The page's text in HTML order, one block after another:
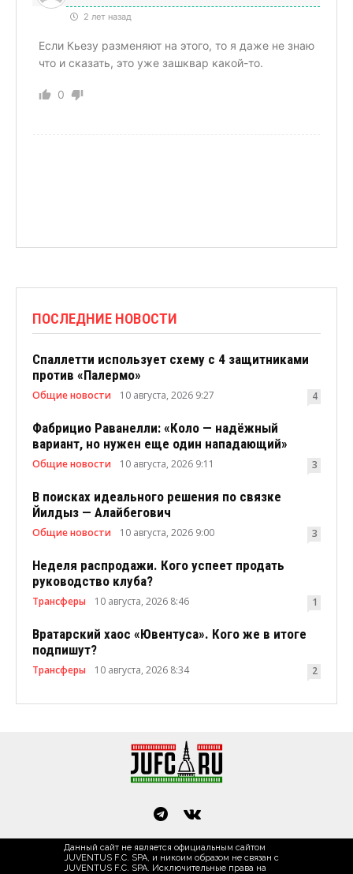
2 лет назад
Если Кьезу разменяют на этого, то я даже не знаю
что и сказать, это уже зашквар какой-то.
0
ПОСЛЕДНИЕ НОВОСТИ
Спаллетти использует схему с 4 защитниками
против «Палермо»
Общие новости 10 августа, 2026 9:27 4
Фабрицио Раванелли: «Коло — надёжный
вариант, но нужен еще один нападающий»
Общие новости 10 августа, 2026 9:11 3
В поисках идеального решения по связке
Йилдыз — Алайбегович
Общие новости 10 августа, 2026 9:00 3
Неделя распродажи. Кого успеет продать
руководство клуба?
Трансферы 10 августа, 2026 8:46 1
Вратарский хаос «Ювентуса». Кого же в итоге
подпишут?
Трансферы 10 августа, 2026 8:34 2
Данный сайт не является официальным сайтом
JUVENTUS F.C. SPA, и никоим образом не связан с
JUVENTUS F.C. SPA. Исключительные права на